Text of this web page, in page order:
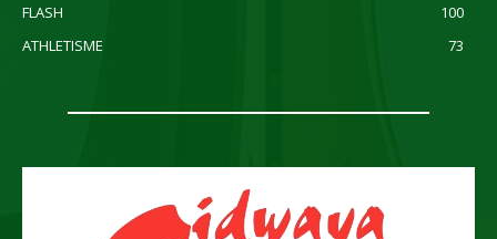
FLASH
100
ATHLETISME
73